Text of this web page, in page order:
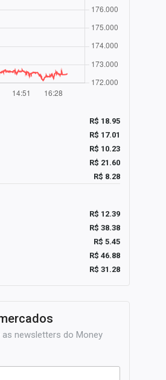
R$ 18.95
R$ 17.01
R$ 10.23
R$ 21.60
R$ 8.28
R$ 12.39
R$ 38.38
R$ 5.45
R$ 46.88
R$ 31.28
newsletters do Money